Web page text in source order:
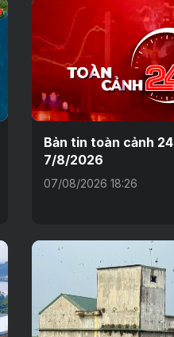
Bản tin toàn cảnh
7/8/2026
07/08/2026 18:26